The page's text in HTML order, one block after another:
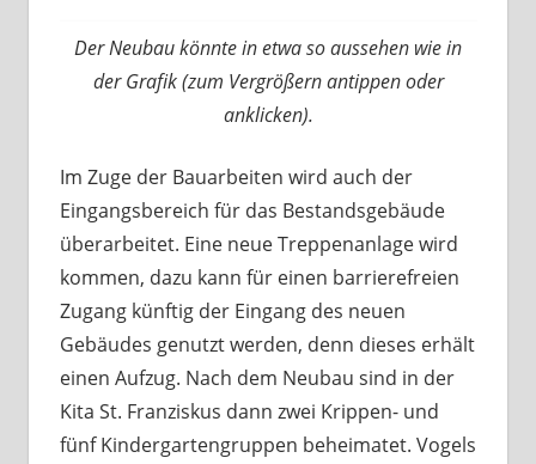
Der Neubau könnte in etwa so aussehen wie in
der Grafik (zum Vergrößern antippen oder
anklicken).
Im Zuge der Bauarbeiten wird auch der
Eingangsbereich für das Bestandsgebäude
überarbeitet. Eine neue Treppenanlage wird
kommen, dazu kann für einen barrierefreien
Zugang künftig der Eingang des neuen
Gebäudes genutzt werden, denn dieses erhält
einen Aufzug. Nach dem Neubau sind in der
Kita St. Franziskus dann zwei Krippen- und
fünf Kindergartengruppen beheimatet. Vogels